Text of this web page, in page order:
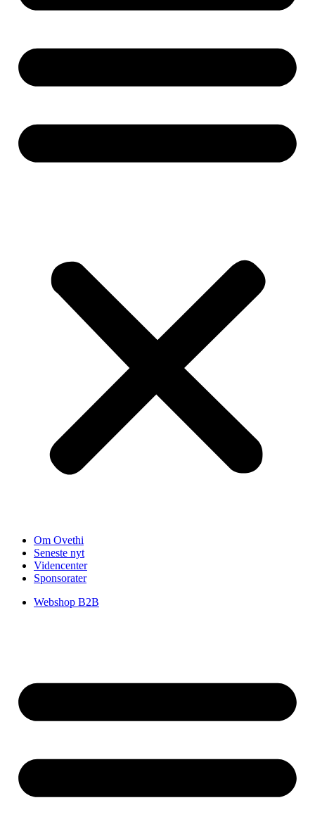
Om Ovethi
Seneste nyt
Videncenter
Sponsorater
Webshop B2B